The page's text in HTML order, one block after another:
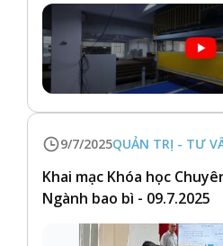
9/7/2025QUẢN TRỊ - TƯ
Khai mạc Khóa học
Ngành bao bì - 09.7.2025